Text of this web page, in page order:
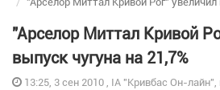
"Арселор Миттал Кривой
выпуск чугуна на 21,7%
13:25, 3 сен 2010 , ІА "Кривбас Он-лайн",